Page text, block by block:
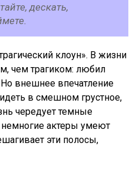
дескать,
клоун». В жизни
чем трагиком: любил
внешнее впечатление
в смешном грустное,
чередует темные
актеры умеют
эти полосы,